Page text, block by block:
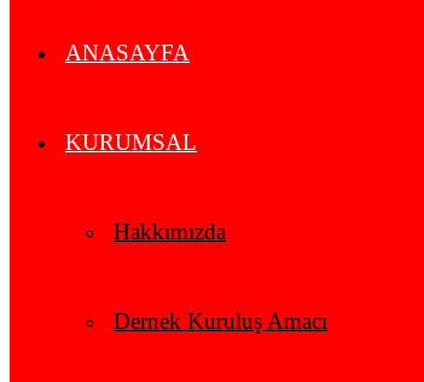
ANASAYFA
KURUMSAL
Hakkımızda
Dernek Kuruluş Amacı